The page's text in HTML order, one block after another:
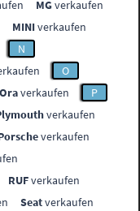
MGverkaufen
MINIverkaufen
N
O
Oraverkaufen
P
verkaufen
verkaufen
RUFverkaufen
Seatverkaufen